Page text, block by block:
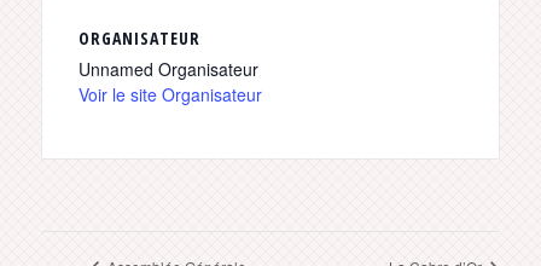
ORGANISATEUR
Unnamed Organisateur
Voir le site Organisateur